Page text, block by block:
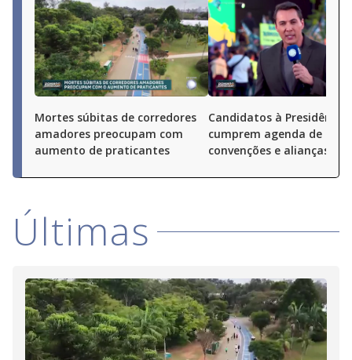
Mortes súbitas de corredores
amadores preocupam com
aumento de praticantes
Candidatos à Presidência
cumprem agenda de
convenções e alianças
Últimas